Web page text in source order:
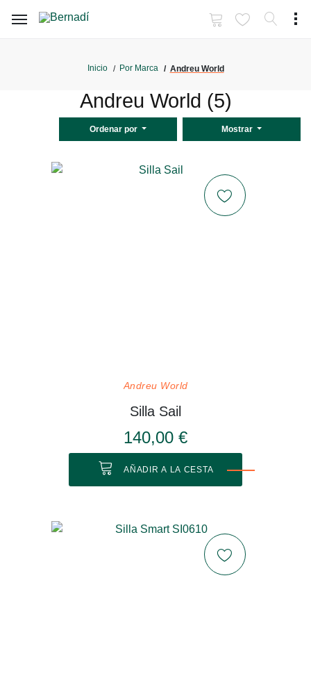
Inicio Por Marca Andreu World
Andreu World (5)
Ordenar por Mostrar
Andreu World
Silla Sail
140,00 €
AÑADIR A LA CESTA